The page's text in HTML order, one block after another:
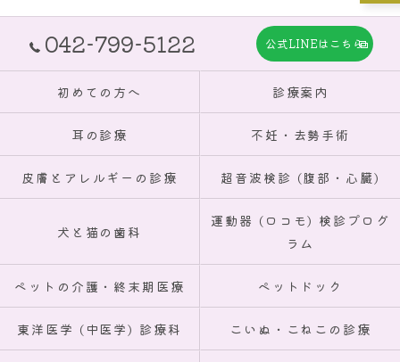
042-799-5122 公式LINEはこちら
初めての方へ 診療案内
耳の診療 不妊・去勢手術
皮膚とアレルギーの診療 超音波検診 (腹部・心臓)
犬と猫の歯科
運動器 (ロコモ) 検診プログ
ラム
ペットの介護・終末期医療 ペットドック
東洋医学 (中医学) 診療科 こいぬ・こねこの診療